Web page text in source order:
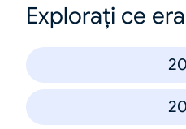
Explorați ce